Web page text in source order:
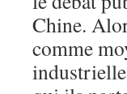
Chine.
comme